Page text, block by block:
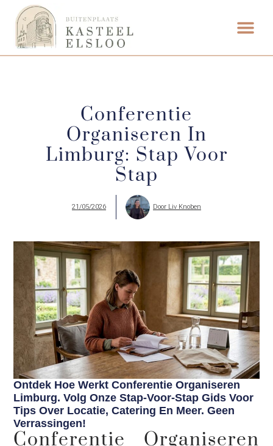
Conferentie
Organiseren In
Limburg: Stap Voor
Stap
21/05/2026 Door Liv Knoben
Ontdek Hoe Werkt Conferentie Organiseren
Limburg. Volg Onze Stap-Voor-Stap Gids Voor
Tips Over Locatie, Catering En Meer. Geen
Verrassingen!
Conferentie Organiseren